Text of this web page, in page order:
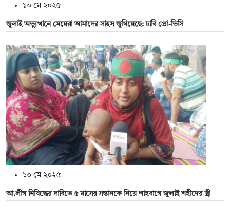
১০ মে ২০২৫
জুলাই অভ্যুত্থানে মেয়েরা আমাদের সাহস জুগিয়েছে: ঢাবি প্রো-ভিসি
১০ মে ২০২৫
আ.লীগ নিষিদ্ধের দাবিতে ৫ মাসের সন্তানকে নিয়ে শাহবাগে জুলাই শহীদের স্ত্রী